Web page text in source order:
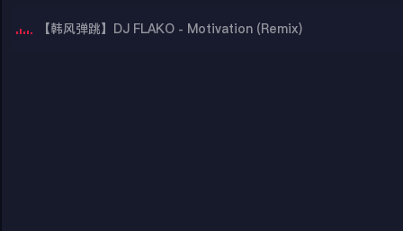
【韩风弹跳】DJ FLAKO - Motivation (Remix)